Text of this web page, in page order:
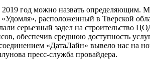
2019 год можно назвать
расположенный в Тверской
серьезный задел на строительство
обеспечив среднюю доступность
«ДатаЛайн» вывело нас на
пресс-служба провайдера.